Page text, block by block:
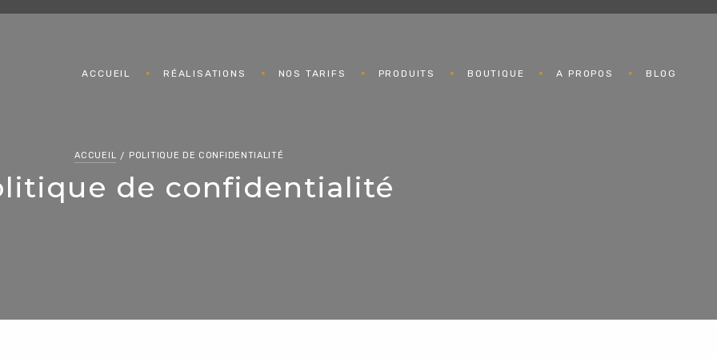
ACCUEIL RÉALISATIONS NOS TARIFS PRODUITS BOUTIQUE A PROPOS BLOG
ACCUEIL POLITIQUE DE CONFIDENTIALITÉ
de confidentialité